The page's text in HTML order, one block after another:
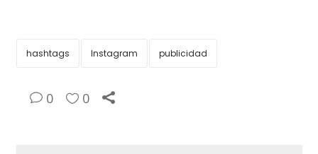
hashtags Instagram publicidad
0 0